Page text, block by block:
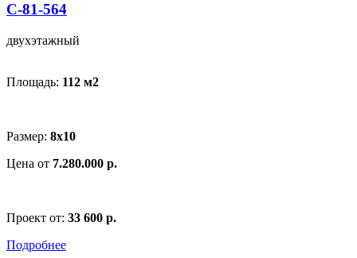
С-81-564
двухэтажный
Площадь: 112 м2
Размер: 8х10
Цена от 7.280.000 р.
Проект от: 33 600 р.
Подробнее